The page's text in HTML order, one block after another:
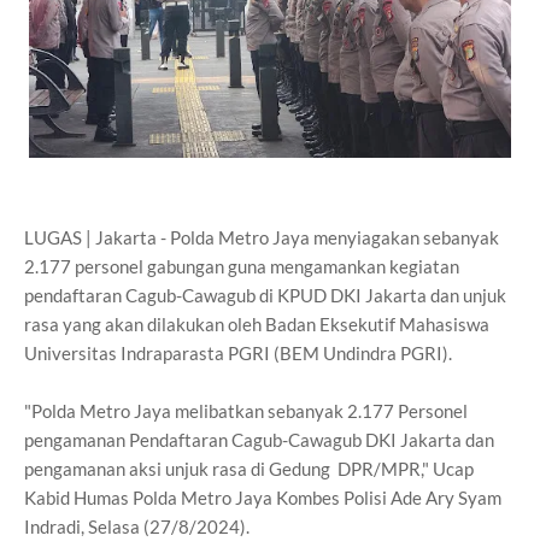
LUGAS | Jakarta - Polda Metro Jaya menyiagakan sebanyak
2.177 personel gabungan guna mengamankan kegiatan
pendaftaran Cagub-Cawagub di KPUD DKI Jakarta dan unjuk
rasa yang akan dilakukan oleh Badan Eksekutif Mahasiswa
Universitas Indraparasta PGRI (BEM Undindra PGRI).
"Polda Metro Jaya melibatkan sebanyak 2.177 Personel
pengamanan Pendaftaran Cagub-Cawagub DKI Jakarta dan
pengamanan aksi unjuk rasa di Gedung DPR/MPR," Ucap
Kabid Humas Polda Metro Jaya Kombes Polisi Ade Ary Syam
Indradi, Selasa (27/8/2024).